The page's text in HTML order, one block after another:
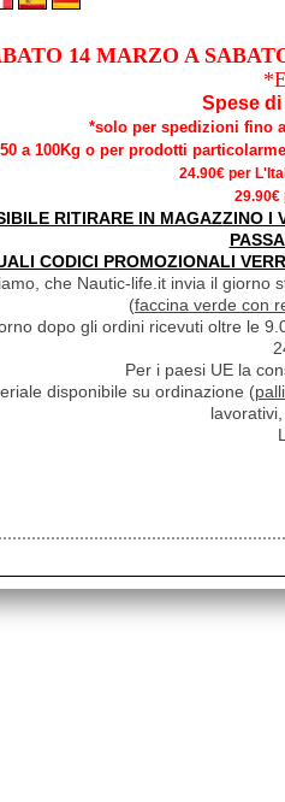
14 MARZO A
Spese
*solo per spedizioni fino
50 a 100Kg o per prodotti
24.90€ per
29.90€
RITIRARE IN MAGAZZINO I
CODICI PROMOZIONALI
che Nautic-life.it invia il giorno
(faccina verde con
dopo gli ordini ricevuti oltre le
Per i paesi UE la
disponibile su ordinazione (